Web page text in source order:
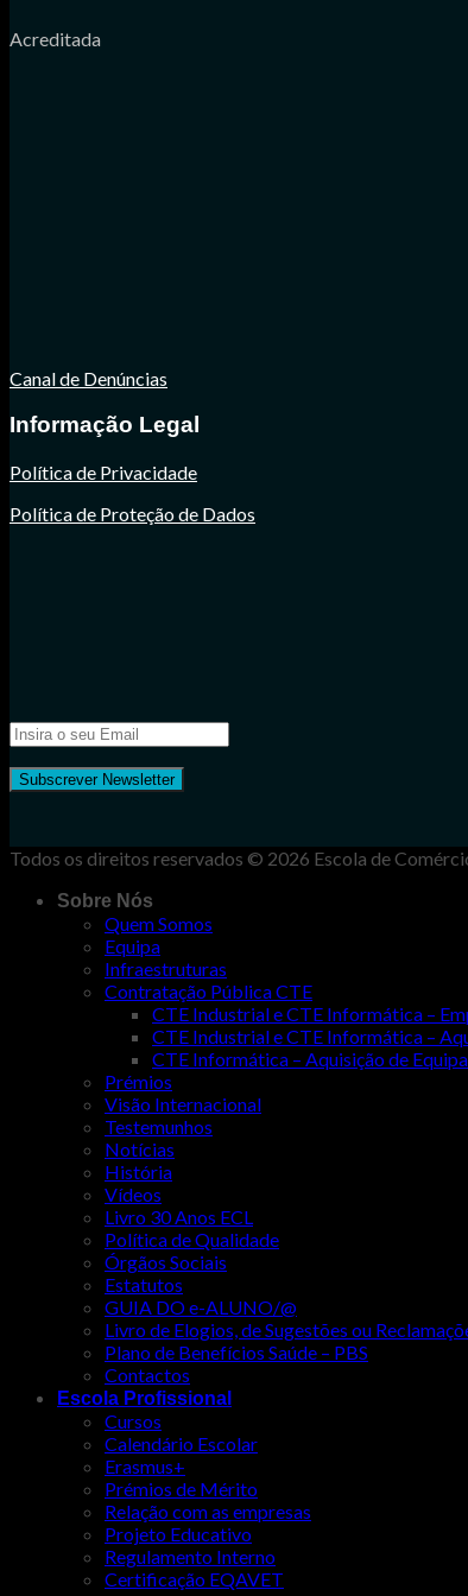
Acreditada
Canal de Denúncias
Informação Legal
Política de Privacidade
Política de Proteção de Dados
Todos os direitos reservados © 2026 Escola de
Sobre Nós
Quem Somos
Equipa
Infraestruturas
Contratação Pública CTE
CTE Industrial e CTE Informática –
CTE Industrial e CTE Informática –
CTE Informática – Aquisição de
Prémios
Visão Internacional
Testemunhos
Notícias
História
Vídeos
Livro 30 Anos ECL
Política de Qualidade
Órgãos Sociais
Estatutos
GUIA DO e-ALUNO/@
Livro de Elogios, de Sugestões ou
Plano de Benefícios Saúde – PBS
Contactos
Escola Profissional
Cursos
Calendário Escolar
Erasmus+
Prémios de Mérito
Relação com as empresas
Projeto Educativo
Regulamento Interno
Certificação EQAVET